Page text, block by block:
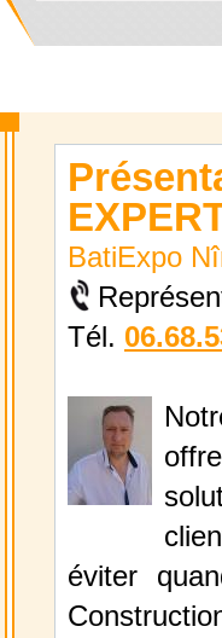
BatiExpo
Tél.
éviter